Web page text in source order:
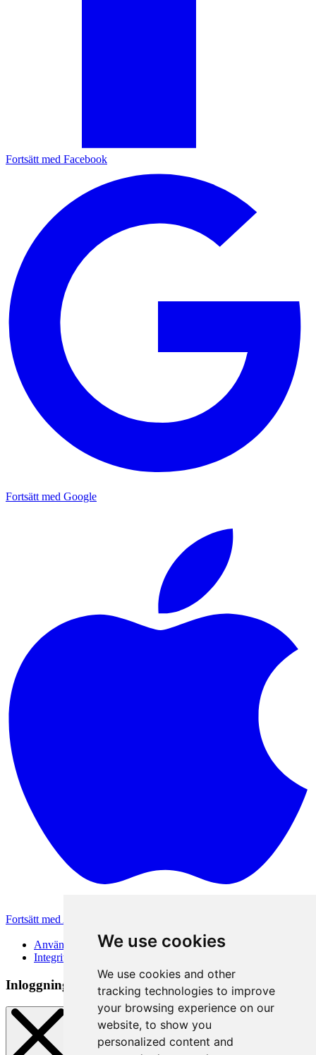
We use cookies
We use cookies and other
tracking technologies to improve
your browsing experience on our
website, to show you
personalized content and
Fortsätt med Facebook
Fortsätt med Google
Fortsätt med Apple
Användarvillkor
Integritetspolicy
Inloggningsmetod